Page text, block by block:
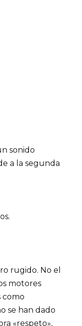
sonido
a la segunda
rugido. No el
motores
como
se han dado
«respeto»,